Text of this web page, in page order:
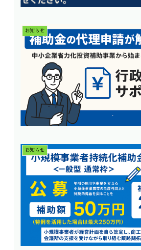
お知らせ
お知らせ